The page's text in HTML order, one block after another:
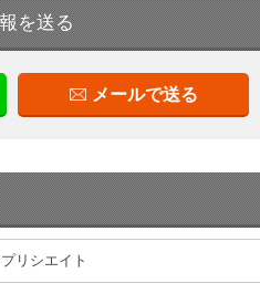
を送る
メールで送る
プリシエイト